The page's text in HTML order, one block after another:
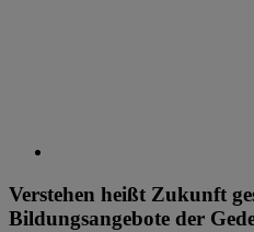
Verstehen heißt Zukunft
Bildungsangebote der